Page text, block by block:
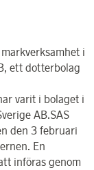
i
ett dotterbolag
varit i bolaget i
AB.SAS
den 3 februari
En
införas genom